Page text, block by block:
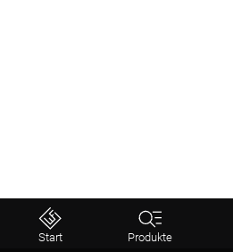
Start Produkte